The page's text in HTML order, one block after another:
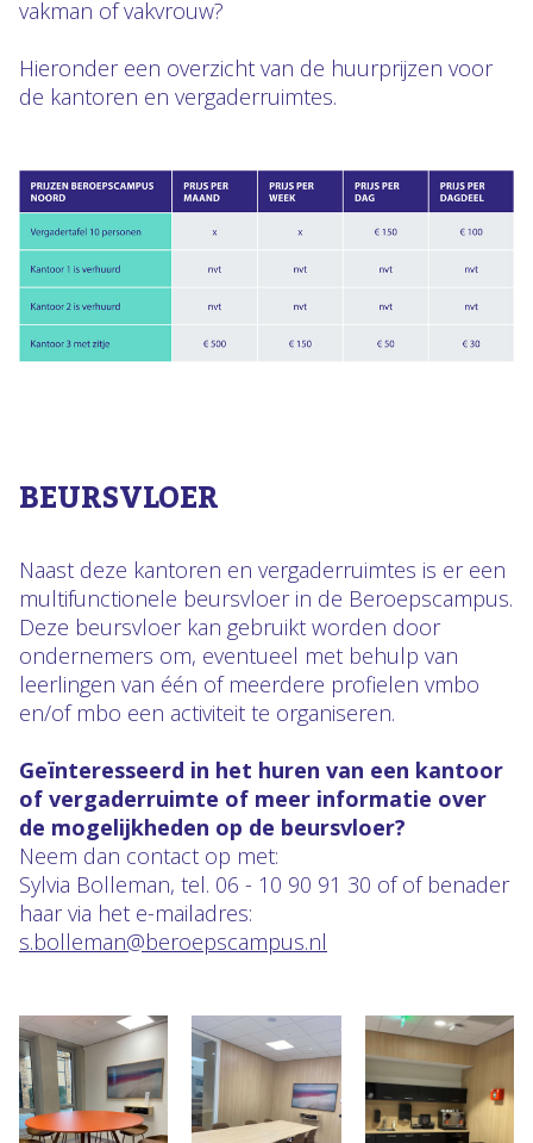
vakman of vakvrouw?
Hieronder een overzicht van de huurprijzen voor
de kantoren en vergaderruimtes.
BEURSVLOER
Naast deze kantoren en vergaderruimtes is er een
multifunctionele beursvloer in de Beroepscampus.
Deze beursvloer kan gebruikt worden door
ondernemers om, eventueel met behulp van
leerlingen van één of meerdere profielen vmbo
en/of mbo een activiteit te organiseren.
Geïnteresseerd in het huren van een kantoor
of vergaderruimte of meer informatie over
de mogelijkheden op de beursvloer?
Neem dan contact op met:
Sylvia Bolleman, tel. 06 - 10 90 91 30 of of benader
haar via het e-mailadres:
s.bolleman@beroepscampus.nl